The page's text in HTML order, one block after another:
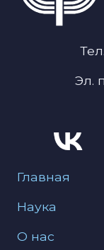
Эл.
Меню для
Главная
Наука
О нас